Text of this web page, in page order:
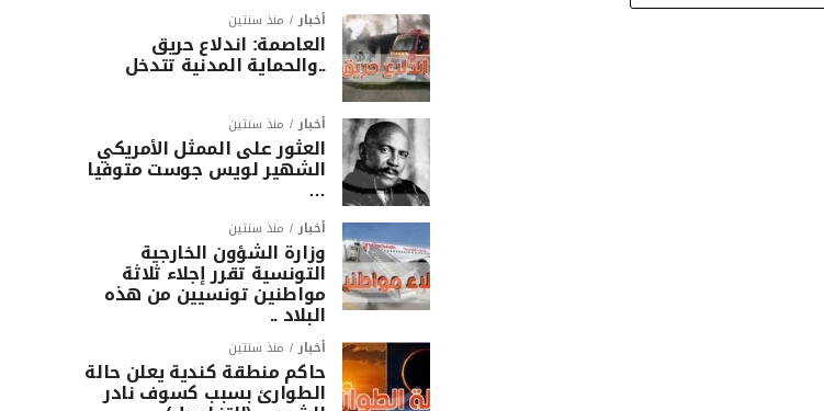
أخبار منذ سنتين
العاصمة: اندلاع حريق
..والحماية المدنية تتدخل
أخبار منذ سنتين
العثور على الممثل الأمريكي
الشهير لويس جوست متوفيا
…
أخبار منذ سنتين
وزارة الشؤون الخارجية
التونسية تقرر إجلاء ثلاثة
مواطنين تونسيين من هذه
البلاد ..
أخبار منذ سنتين
حاكم منطقة كندية يعلن حالة
الطوارئ بسبب كسوف نادر